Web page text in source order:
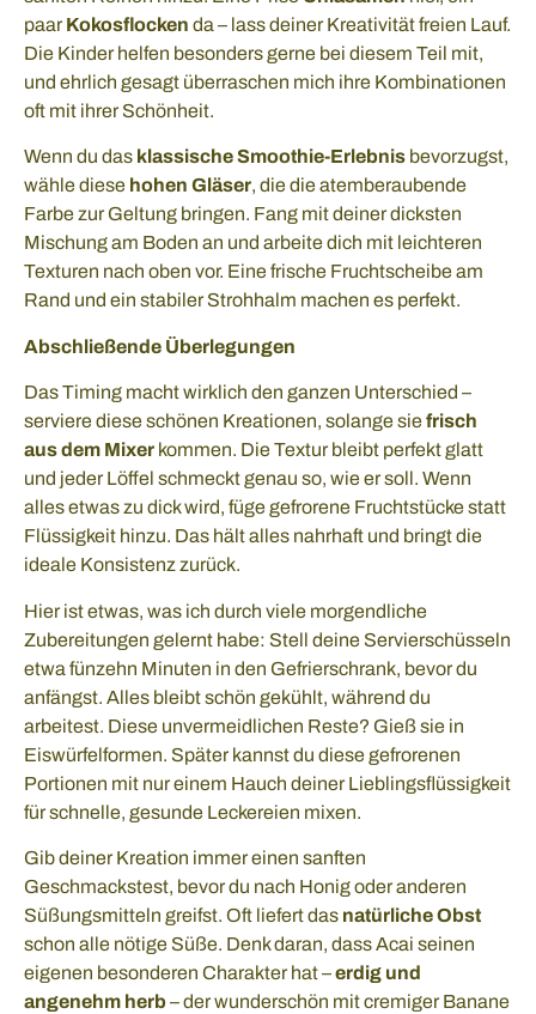
paarKokosflocken da – lass deiner Kreativität freien Lauf.
Die Kinder helfen besonders gerne bei diesem Teil mit,
und ehrlich gesagt überraschen mich ihre Kombinationen
oft mit ihrer Schönheit.
Wenn du das klassische Smoothie-Erlebnis bevorzugst,
wähle diese hohen Gläser, die die atemberaubende
Farbe zur Geltung bringen. Fang mit deiner dicksten
Mischung am Boden an und arbeite dich mit leichteren
Texturen nach oben vor. Eine frische Fruchtscheibe am
Rand und ein stabiler Strohhalm machen es perfekt.
Abschließende Überlegungen
Das Timing macht wirklich den ganzen Unterschied –
serviere diese schönen Kreationen, solange siefrisch
aus dem Mixer kommen. Die Textur bleibt perfekt glatt
und jeder Löffel schmeckt genau so, wie er soll. Wenn
alles etwas zu dick wird, füge gefrorene Fruchtstücke statt
Flüssigkeit hinzu. Das hält alles nahrhaft und bringt die
ideale Konsistenz zurück.
Hier ist etwas, was ich durch viele morgendliche
Zubereitungen gelernt habe: Stell deine Servierschüsseln
etwa fünzehn Minuten in den Gefrierschrank, bevor du
anfängst. Alles bleibt schön gekühlt, während du
arbeitest. Diese unvermeidlichen Reste? Gieß sie in
Eiswürfelformen. Später kannst du diese gefrorenen
Portionen mit nur einem Hauch deiner Lieblingsflüssigkeit
für schnelle, gesunde Leckereien mixen.
Gib deiner Kreation immer einen sanften
Geschmackstest, bevor du nach Honig oder anderen
Süßungsmitteln greifst. Oft liefert das natürliche Obst
schon alle nötige Süße. Denk daran, dass Acai seinen
eigenen besonderen Charakter hat –erdig und
angenehm herb – der wunderschön mit cremiger Banane